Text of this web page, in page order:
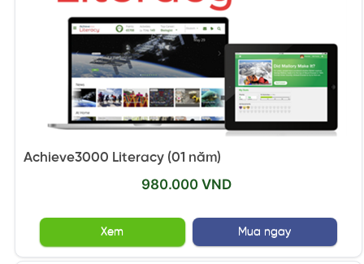
Achieve3000 Literacy (01 năm)
980.000 VND
Xem Mua ngay